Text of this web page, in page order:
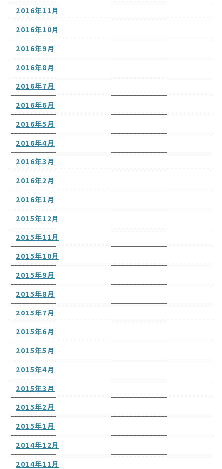
2016年11月
2016年10月
2016年9月
2016年8月
2016年7月
2016年6月
2016年5月
2016年4月
2016年3月
2016年2月
2016年1月
2015年12月
2015年11月
2015年10月
2015年9月
2015年8月
2015年7月
2015年6月
2015年5月
2015年4月
2015年3月
2015年2月
2015年1月
2014年12月
2014年11月